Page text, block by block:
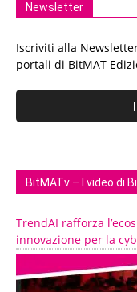
Newsletter
Iscriviti alla
portali di BitMAT
BitMATv – I video di
TrendAI rafforza
innovazione per la